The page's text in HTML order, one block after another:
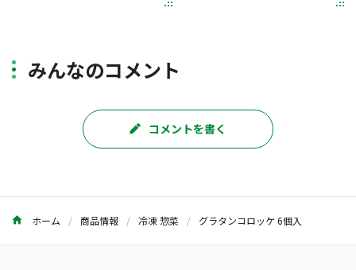
みんなのコメント
コメントを書く
ホーム 商品情報 冷凍 惣菜 グラタンコロッケ 6個入